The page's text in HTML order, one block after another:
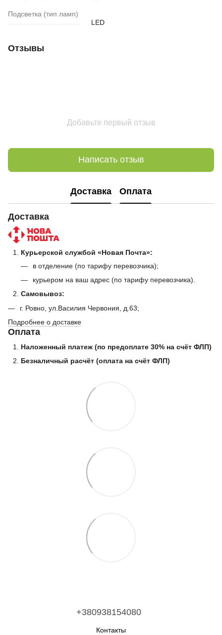
Подсветка (тип ламп)
LED
Отзывы
Добавьте первый отзыв
Написать отзыв
Доставка Оплата
Доставка
Курьерской службой «Новая Почта»:
в отделение (по тарифу перевозчика);
курьером на ваш адрес (по тарифу перевозчика).
Самовывоз:
г. Ровно, ул.Василия Червония, д.63;
Подробнее о доставке
Оплата
Наложенный платеж (по предоплате 30% на счёт ФЛП)
Безналичный расчёт (оплата на счёт ФЛП)
+380938154080
Контакты